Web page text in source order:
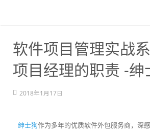
软件项目管理实战
项目经理的职责 -绅
2018年1月17日
绅士狗作为多年的优质软件外包服务商，深